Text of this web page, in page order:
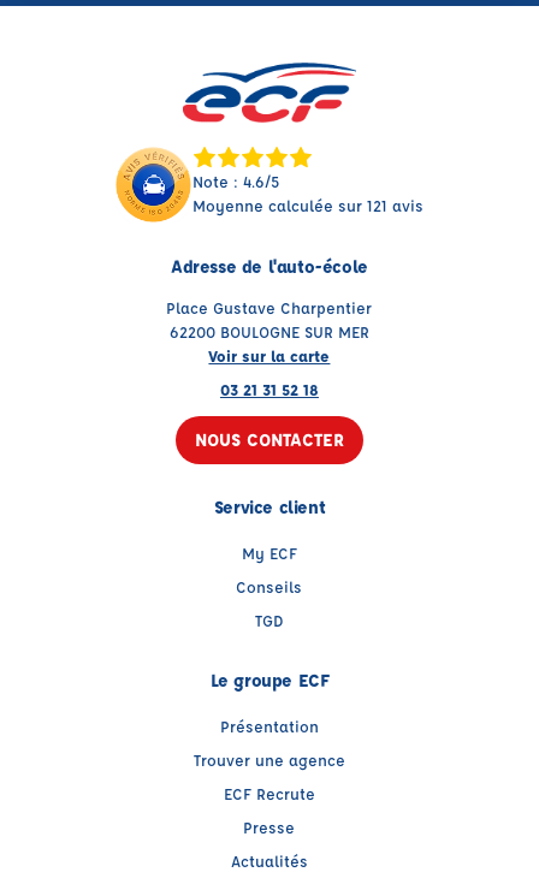
Note : 4.6/5
Moyenne calculée sur 121 avis
Adresse de l'auto-école
Place Gustave Charpentier
62200 BOULOGNE SUR MER
Voir sur la carte
03 21 31 52 18
NOUS CONTACTER
Service client
My ECF
Conseils
TGD
Le groupe ECF
Présentation
Trouver une agence
ECF Recrute
Presse
Actualités